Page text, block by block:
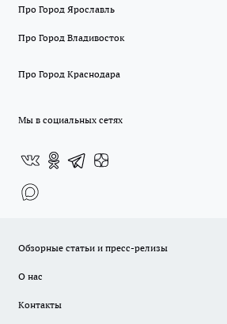
Про Город Ярославль
Про Город Владивосток
Про Город Краснодара
Мы в социальных сетях
Обзорные статьи и пресс-релизы
О нас
Контакты